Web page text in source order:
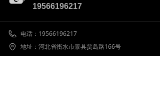
电话： 19566196217
地址： 河北省衡水市景县贾岛路166号
19566196217